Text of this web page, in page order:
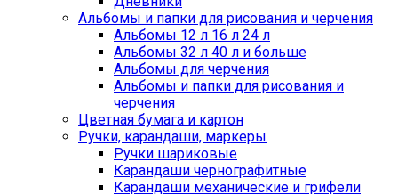
Альбомы и папки для рисования и черчения
Альбомы 12 л 16 л 24 л
Альбомы 32 л 40 л и больше
Альбомы для черчения
Альбомы и папки для рисования и
черчения
Цветная бумага и картон
Ручки, карандаши, маркеры
Ручки шариковые
Карандаши чернографитные
Карандаши механические и грифели